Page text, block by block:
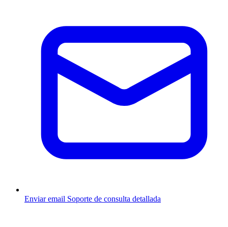
Enviar email Soporte de consulta detallada